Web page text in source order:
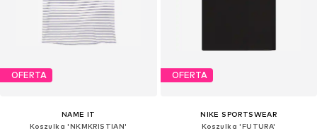
OFERTA
NAME IT
Koszulka 'NKMKRISTIAN'
OFERTA
NIKE SPORTSWEAR
Koszulka 'FUTURA'